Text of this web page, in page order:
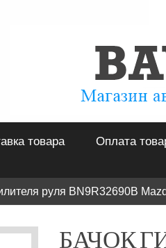
товара Оплата
руля BN9R32690B
БАЧОК